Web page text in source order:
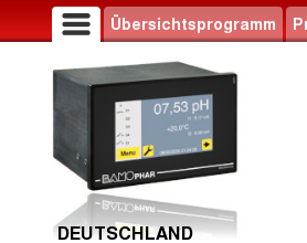
Übersichtsprogramm
DEUTSCHLAND